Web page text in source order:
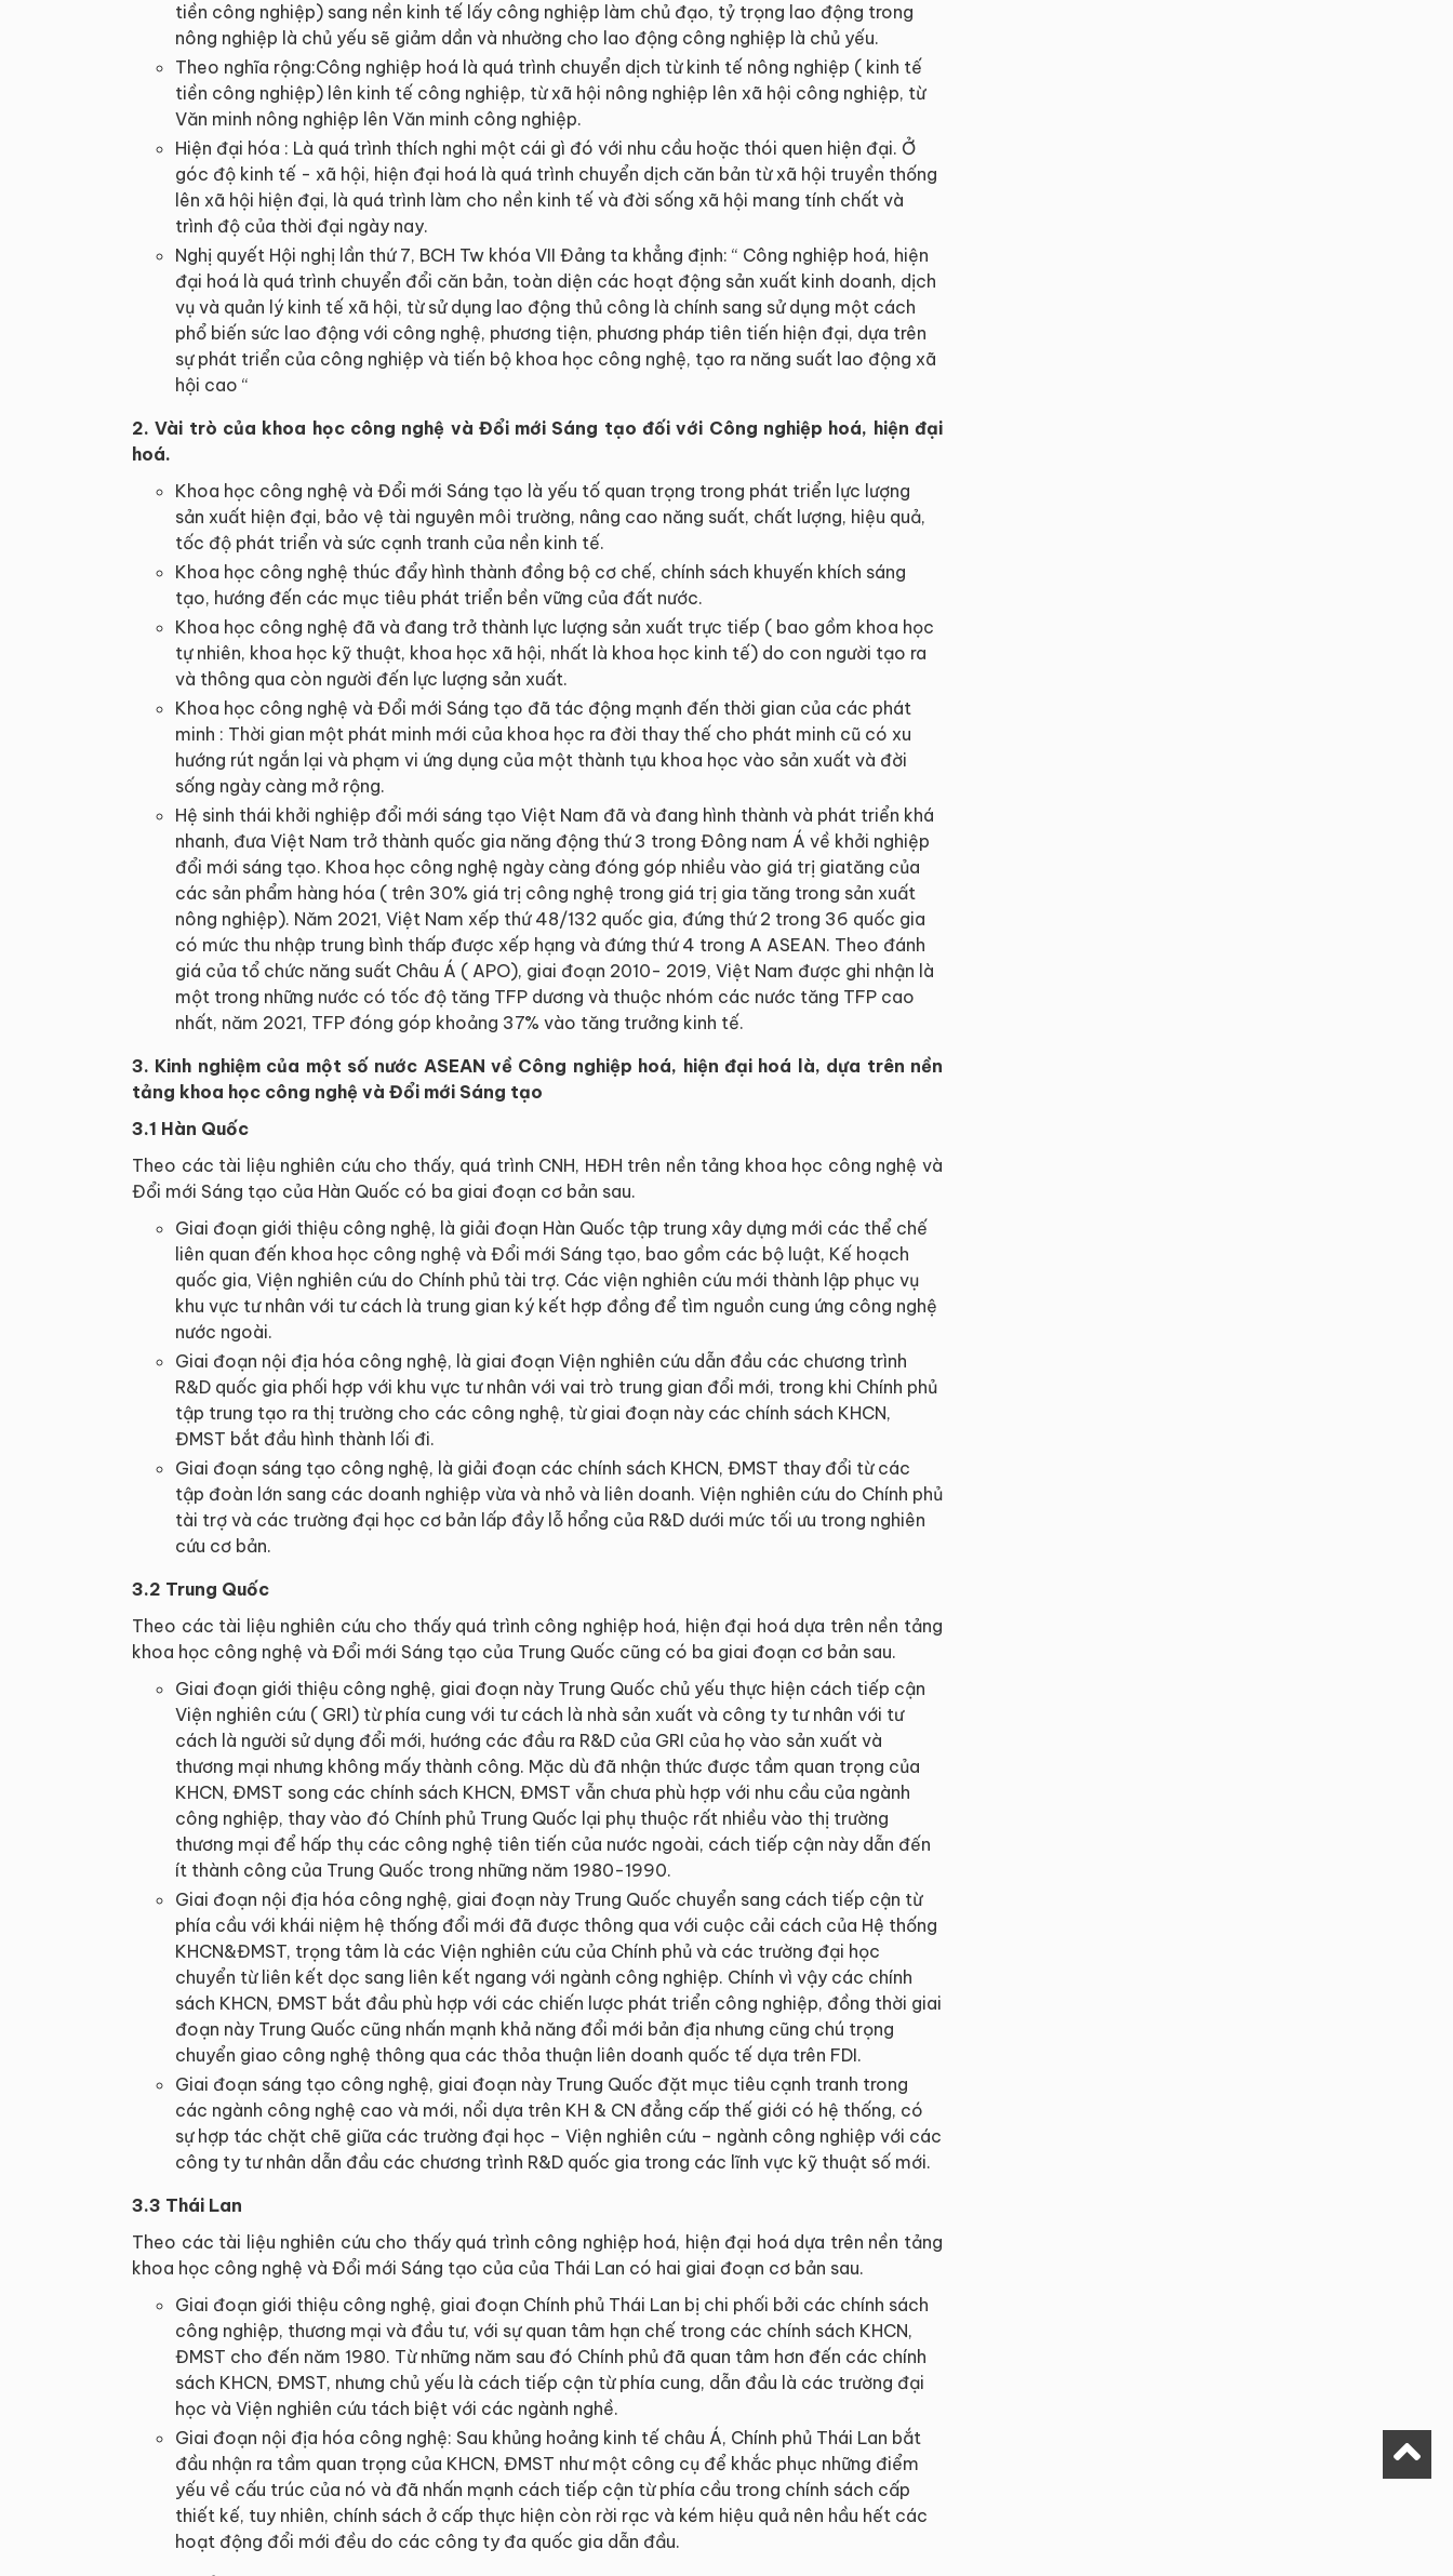
tiền công nghiệp) sang nền kinh tế lấy công nghiệp làm chủ đạo, tỷ trọng lao động trong
nông nghiệp là chủ yếu sẽ giảm dần và nhường cho lao động công nghiệp là chủ yếu.
Theo nghĩa rộng:Công nghiệp hoá là quá trình chuyển dịch từ kinh tế nông nghiệp ( kinh tế
tiền công nghiệp) lên kinh tế công nghiệp, từ xã hội nông nghiệp lên xã hội công nghiệp, từ
Văn minh nông nghiệp lên Văn minh công nghiệp.
Hiện đại hóa : Là quá trình thích nghi một cái gì đó với nhu cầu hoặc thói quen hiện đại. Ở
góc độ kinh tế - xã hội, hiện đại hoá là quá trình chuyển dịch căn bản từ xã hội truyền thống
lên xã hội hiện đại, là quá trình làm cho nền kinh tế và đời sống xã hội mang tính chất và
trình độ của thời đại ngày nay.
Nghị quyết Hội nghị lần thứ 7, BCH Tw khóa VII Đảng ta khẳng định: “ Công nghiệp hoá, hiện
đại hoá là quá trình chuyển đổi căn bản, toàn diện các hoạt động sản xuất kinh doanh, dịch
vụ và quản lý kinh tế xã hội, từ sử dụng lao động thủ công là chính sang sử dụng một cách
phổ biến sức lao động với công nghệ, phương tiện, phương pháp tiên tiến hiện đại, dựa trên
sự phát triển của công nghiệp và tiến bộ khoa học công nghệ, tạo ra năng suất lao động xã
hội cao “
2. Vài trò của khoa học công nghệ và Đổi mới Sáng tạo đối với Công nghiệp hoá, hiện đại
hoá.
Khoa học công nghệ và Đổi mới Sáng tạo là yếu tố quan trọng trong phát triển lực lượng
sản xuất hiện đại, bảo vệ tài nguyên môi trường, nâng cao năng suất, chất lượng, hiệu quả,
tốc độ phát triển và sức cạnh tranh của nền kinh tế.
Khoa học công nghệ thúc đẩy hình thành đồng bộ cơ chế, chính sách khuyến khích sáng
tạo, hướng đến các mục tiêu phát triển bền vững của đất nước.
Khoa học công nghệ đã và đang trở thành lực lượng sản xuất trực tiếp ( bao gồm khoa học
tự nhiên, khoa học kỹ thuật, khoa học xã hội, nhất là khoa học kinh tế) do con người tạo ra
và thông qua còn người đến lực lượng sản xuất.
Khoa học công nghệ và Đổi mới Sáng tạo đã tác động mạnh đến thời gian của các phát
minh : Thời gian một phát minh mới của khoa học ra đời thay thế cho phát minh cũ có xu
hướng rút ngắn lại và phạm vi ứng dụng của một thành tựu khoa học vào sản xuất và đời
sống ngày càng mở rộng.
Hệ sinh thái khởi nghiệp đổi mới sáng tạo Việt Nam đã và đang hình thành và phát triển khá
nhanh, đưa Việt Nam trở thành quốc gia năng động thứ 3 trong Đông nam Á về khởi nghiệp
đổi mới sáng tạo. Khoa học công nghệ ngày càng đóng góp nhiều vào giá trị giatăng của
các sản phẩm hàng hóa ( trên 30% giá trị công nghệ trong giá trị gia tăng trong sản xuất
nông nghiệp). Năm 2021, Việt Nam xếp thứ 48/132 quốc gia, đứng thứ 2 trong 36 quốc gia
có mức thu nhập trung bình thấp được xếp hạng và đứng thứ 4 trong A ASEAN. Theo đánh
giá của tổ chức năng suất Châu Á ( APO), giai đoạn 2010- 2019, Việt Nam được ghi nhận là
một trong những nước có tốc độ tăng TFP dương và thuộc nhóm các nước tăng TFP cao
nhất, năm 2021, TFP đóng góp khoảng 37% vào tăng trưởng kinh tế.
3. Kinh nghiệm của một số nước ASEAN về Công nghiệp hoá, hiện đại hoá là, dựa trên nền
tảng khoa học công nghệ và Đổi mới Sáng tạo
3.1 Hàn Quốc
Theo các tài liệu nghiên cứu cho thấy, quá trình CNH, HĐH trên nền tảng khoa học công nghệ và
Đổi mới Sáng tạo của Hàn Quốc có ba giai đoạn cơ bản sau.
Giai đoạn giới thiệu công nghệ, là giải đoạn Hàn Quốc tập trung xây dựng mới các thể chế
liên quan đến khoa học công nghệ và Đổi mới Sáng tạo, bao gồm các bộ luật, Kế hoạch
quốc gia, Viện nghiên cứu do Chính phủ tài trợ. Các viện nghiên cứu mới thành lập phục vụ
khu vực tư nhân với tư cách là trung gian ký kết hợp đồng để tìm nguồn cung ứng công nghệ
nước ngoài.
Giai đoạn nội địa hóa công nghệ, là giai đoạn Viện nghiên cứu dẫn đầu các chương trình
R&D quốc gia phối hợp với khu vực tư nhân với vai trò trung gian đổi mới, trong khi Chính phủ
tập trung tạo ra thị trường cho các công nghệ, từ giai đoạn này các chính sách KHCN,
ĐMST bắt đầu hình thành lối đi.
Giai đoạn sáng tạo công nghệ, là giải đoạn các chính sách KHCN, ĐMST thay đổi từ các
tập đoàn lớn sang các doanh nghiệp vừa và nhỏ và liên doanh. Viện nghiên cứu do Chính phủ
tài trợ và các trường đại học cơ bản lấp đầy lỗ hổng của R&D dưới mức tối ưu trong nghiên
cứu cơ bản.
3.2 Trung Quốc
Theo các tài liệu nghiên cứu cho thấy quá trình công nghiệp hoá, hiện đại hoá dựa trên nền tảng
khoa học công nghệ và Đổi mới Sáng tạo của Trung Quốc cũng có ba giai đoạn cơ bản sau.
Giai đoạn giới thiệu công nghệ, giai đoạn này Trung Quốc chủ yếu thực hiện cách tiếp cận
Viện nghiên cứu ( GRI) từ phía cung với tư cách là nhà sản xuất và công ty tư nhân với tư
cách là người sử dụng đổi mới, hướng các đầu ra R&D của GRI của họ vào sản xuất và
thương mại nhưng không mấy thành công. Mặc dù đã nhận thức được tầm quan trọng của
KHCN, ĐMST song các chính sách KHCN, ĐMST vẫn chưa phù hợp với nhu cầu của ngành
công nghiệp, thay vào đó Chính phủ Trung Quốc lại phụ thuộc rất nhiều vào thị trường
thương mại để hấp thụ các công nghệ tiên tiến của nước ngoài, cách tiếp cận này dẫn đến
ít thành công của Trung Quốc trong những năm 1980-1990.
Giai đoạn nội địa hóa công nghệ, giai đoạn này Trung Quốc chuyển sang cách tiếp cận từ
phía cầu với khái niệm hệ thống đổi mới đã được thông qua với cuộc cải cách của Hệ thống
KHCN&ĐMST, trọng tâm là các Viện nghiên cứu của Chính phủ và các trường đại học
chuyển từ liên kết dọc sang liên kết ngang với ngành công nghiệp. Chính vì vậy các chính
sách KHCN, ĐMST bắt đầu phù hợp với các chiến lược phát triển công nghiệp, đồng thời giai
đoạn này Trung Quốc cũng nhấn mạnh khả năng đổi mới bản địa nhưng cũng chú trọng
chuyển giao công nghệ thông qua các thỏa thuận liên doanh quốc tế dựa trên FDI.
Giai đoạn sáng tạo công nghệ, giai đoạn này Trung Quốc đặt mục tiêu cạnh tranh trong
các ngành công nghệ cao và mới, nổi dựa trên KH & CN đẳng cấp thế giới có hệ thống, có
sự hợp tác chặt chẽ giữa các trường đại học – Viện nghiên cứu – ngành công nghiệp với các
công ty tư nhân dẫn đầu các chương trình R&D quốc gia trong các lĩnh vực kỹ thuật số mới.
3.3 Thái Lan
Theo các tài liệu nghiên cứu cho thấy quá trình công nghiệp hoá, hiện đại hoá dựa trên nền tảng
khoa học công nghệ và Đổi mới Sáng tạo của của Thái Lan có hai giai đoạn cơ bản sau.
Giai đoạn giới thiệu công nghệ, giai đoạn Chính phủ Thái Lan bị chi phối bởi các chính sách
công nghiệp, thương mại và đầu tư, với sự quan tâm hạn chế trong các chính sách KHCN,
ĐMST cho đến năm 1980. Từ những năm sau đó Chính phủ đã quan tâm hơn đến các chính
sách KHCN, ĐMST, nhưng chủ yếu là cách tiếp cận từ phía cung, dẫn đầu là các trường đại
học và Viện nghiên cứu tách biệt với các ngành nghề.
Giai đoạn nội địa hóa công nghệ: Sau khủng hoảng kinh tế châu Á, Chính phủ Thái Lan bắt
đầu nhận ra tầm quan trọng của KHCN, ĐMST như một công cụ để khắc phục những điểm
yếu về cấu trúc của nó và đã nhấn mạnh cách tiếp cận từ phía cầu trong chính sách cấp
thiết kế, tuy nhiên, chính sách ở cấp thực hiện còn rời rạc và kém hiệu quả nên hầu hết các
hoạt động đổi mới đều do các công ty đa quốc gia dẫn đầu.